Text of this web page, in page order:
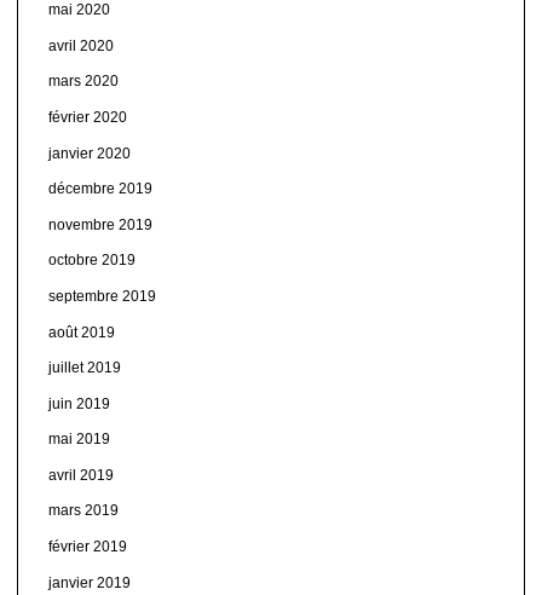
mai 2020
avril 2020
mars 2020
février 2020
janvier 2020
décembre 2019
novembre 2019
octobre 2019
septembre 2019
août 2019
juillet 2019
juin 2019
mai 2019
avril 2019
mars 2019
février 2019
janvier 2019